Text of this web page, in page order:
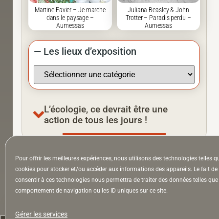
Pour offrir les meilleures expériences, nous utilisons des technologies telles
cookies pour stocker et/ou accéder aux informations des appareils. Le fait de
consentir à ces technologies nous permettra de traiter des données telles que
comportement de navigation ou les ID uniques sur ce site.
Gérer les services
Martine Favier – Je marche
dans le paysage –
Aumessas
Juliana Beasley & John
Trotter – Paradis perdu –
Aumessas
— Les lieux d’exposition
L’écologie, ce devrait être une
action de tous les jours !
À la Une Appel à auteurs Arts